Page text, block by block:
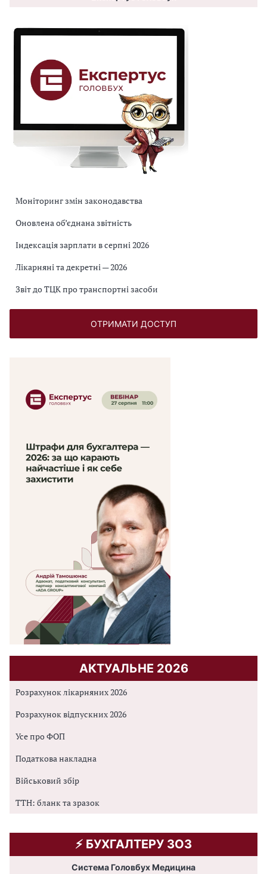
Моніторинг змін законодавства
Оновлена об’єднана звітність
Індексація зарплати в серпні 2026
Лікарняні та декретні — 2026
Звіт до ТЦК про транспортні засоби
ОТРИМАТИ ДОСТУП
АКТУАЛЬНЕ 2026
Розрахунок лікарняних 2026
Розрахунок відпускних 2026
Усе про ФОП
Податкова накладна
Військовий збір
ТТН: бланк та зразок
⚡️ БУХГАЛТЕРУ ЗОЗ
Система Головбух Медицина